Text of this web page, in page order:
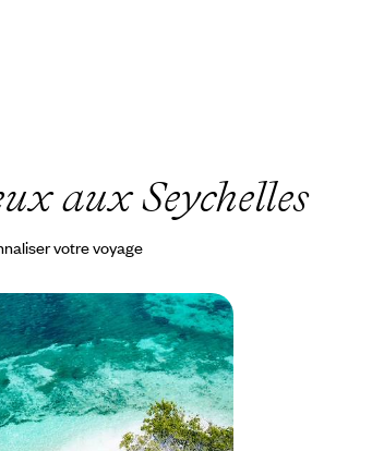
aux Seychelles
votre voyage
Islands - Loin du
exclusives
du monde incroyablement
vivre un rêve éveillé